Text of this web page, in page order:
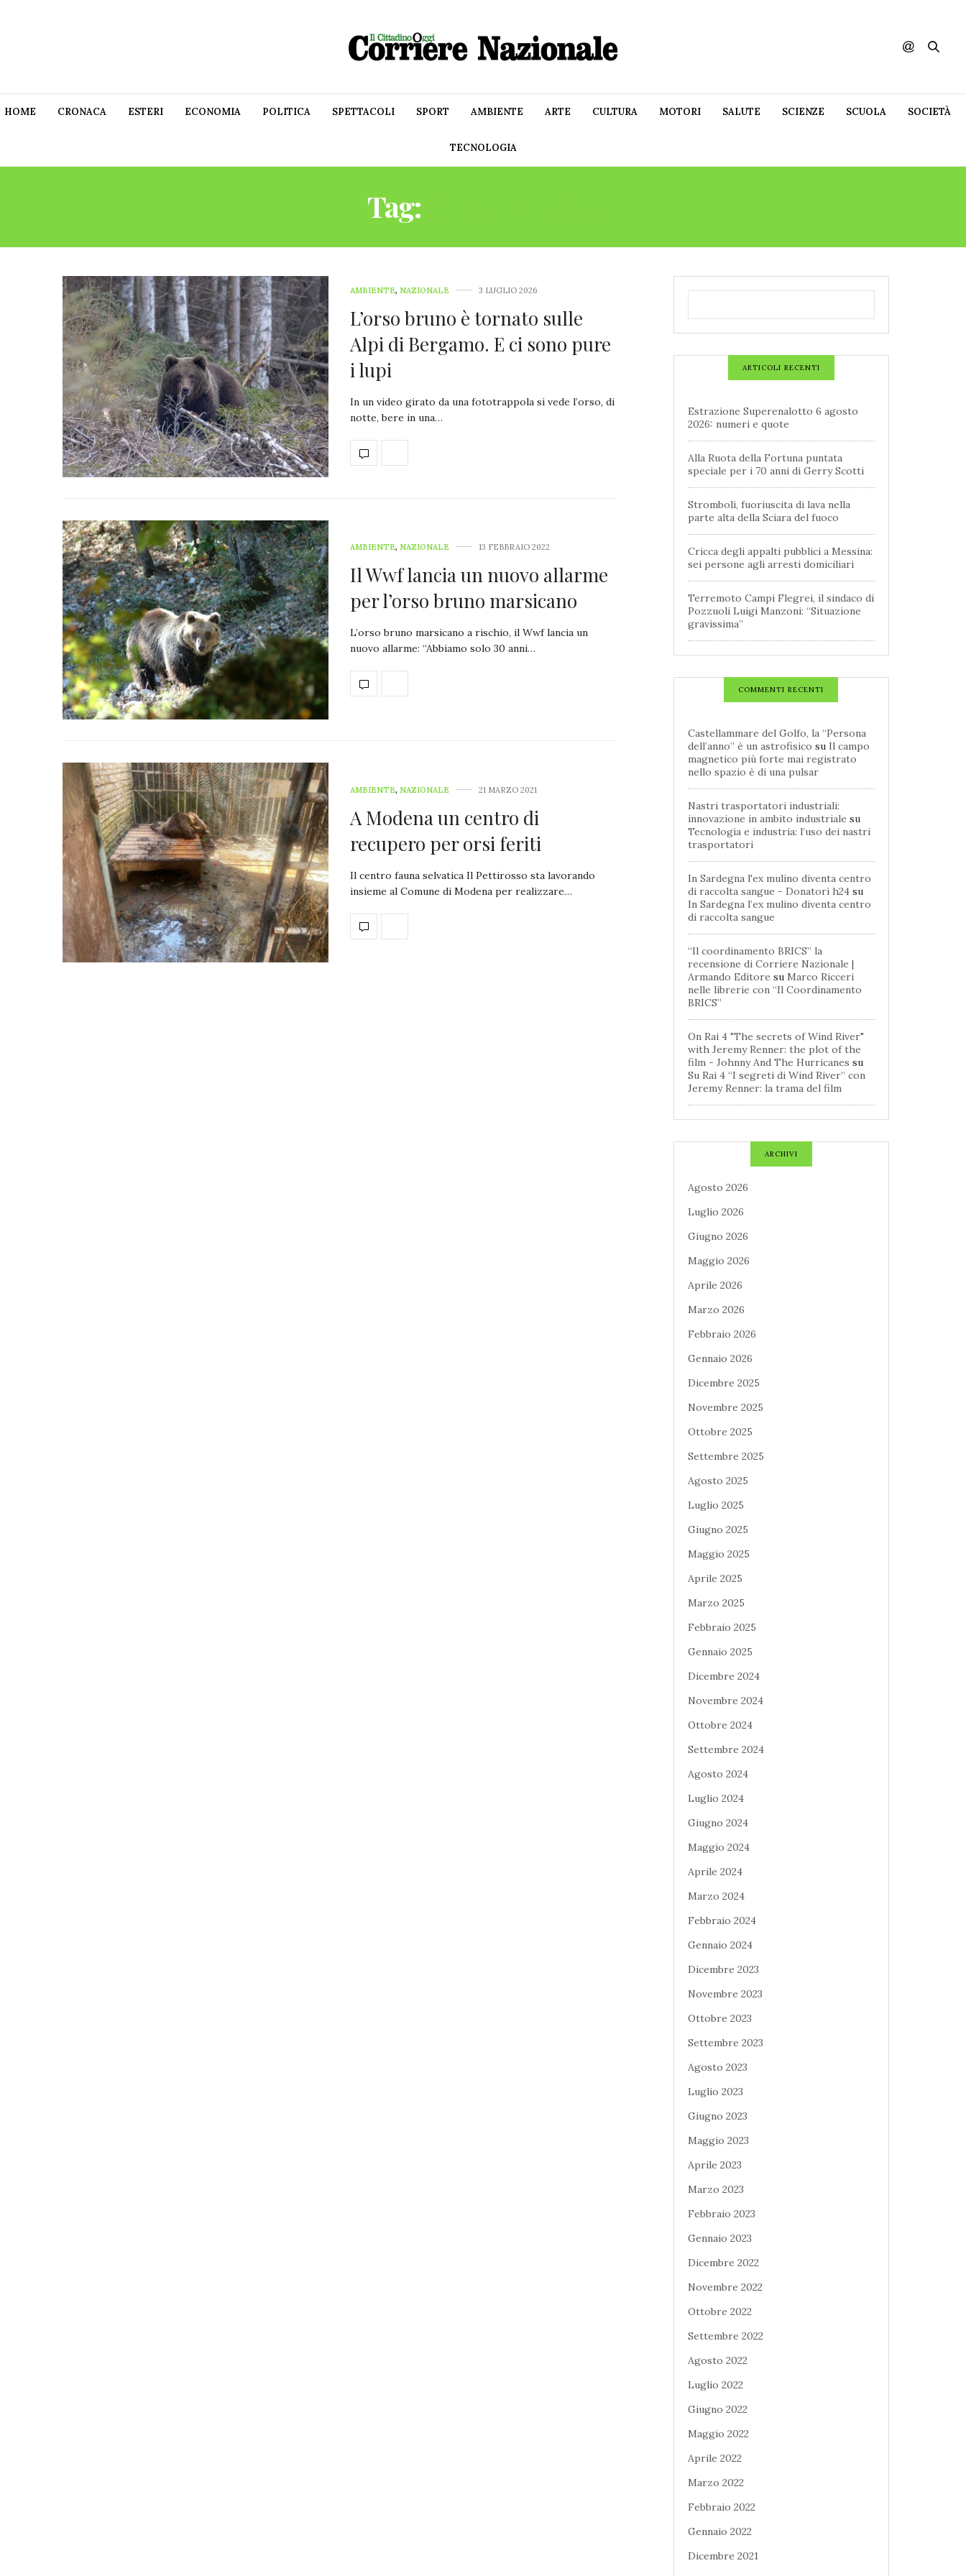
HOME CRONACA ESTERI ECONOMIA POLITICA SPETTACOLI SPORT AMBIENTE ARTE CULTURA MOTORI SALUTE SCIENZE SCUOLA SOCIETÀ
TECNOLOGIA
Tag:
AMBIENTE, NAZIONALE 3 LUGLIO 2026
L’orso bruno è tornato sulle
Alpi di Bergamo. E ci sono pure
i lupi
In un video girato da una fototrappola si vede l’orso, di
notte, bere in una…
AMBIENTE, NAZIONALE 13 FEBBRAIO 2022
Il Wwf lancia un nuovo allarme
per l’orso bruno marsicano
L’orso bruno marsicano a rischio, il Wwf lancia un
nuovo allarme: “Abbiamo solo 30 anni…
AMBIENTE, NAZIONALE 21 MARZO 2021
A Modena un centro di
recupero per orsi feriti
Il centro fauna selvatica Il Pettirosso sta lavorando
insieme al Comune di Modena per realizzare…
ARTICOLI RECENTI
Estrazione Superenalotto 6 agosto
2026: numeri e quote
Alla Ruota della Fortuna puntata
speciale per i 70 anni di Gerry Scotti
Stromboli, fuoriuscita di lava nella
parte alta della Sciara del fuoco
Cricca degli appalti pubblici a Messina:
sei persone agli arresti domiciliari
Terremoto Campi Flegrei, il sindaco di
Pozzuoli Luigi Manzoni: “Situazione
gravissima”
COMMENTI RECENTI
Castellammare del Golfo, la “Persona
dell’anno” è un astrofisico su Il campo
magnetico più forte mai registrato
nello spazio è di una pulsar
Nastri trasportatori industriali:
innovazione in ambito industriale su
Tecnologia e industria: l’uso dei nastri
trasportatori
In Sardegna l'ex mulino diventa centro
di raccolta sangue - Donatori h24 su
In Sardegna l’ex mulino diventa centro
di raccolta sangue
“Il coordinamento BRICS” la
recensione di Corriere Nazionale |
Armando Editore su Marco Ricceri
nelle librerie con “Il Coordinamento
BRICS”
On Rai 4 "The secrets of Wind River"
with Jeremy Renner: the plot of the
film - Johnny And The Hurricanes su
Su Rai 4 “I segreti di Wind River” con
Jeremy Renner: la trama del film
ARCHIVI
Agosto 2026
Luglio 2026
Giugno 2026
Maggio 2026
Aprile 2026
Marzo 2026
Febbraio 2026
Gennaio 2026
Dicembre 2025
Novembre 2025
Ottobre 2025
Settembre 2025
Agosto 2025
Luglio 2025
Giugno 2025
Maggio 2025
Aprile 2025
Marzo 2025
Febbraio 2025
Gennaio 2025
Dicembre 2024
Novembre 2024
Ottobre 2024
Settembre 2024
Agosto 2024
Luglio 2024
Giugno 2024
Maggio 2024
Aprile 2024
Marzo 2024
Febbraio 2024
Gennaio 2024
Dicembre 2023
Novembre 2023
Ottobre 2023
Settembre 2023
Agosto 2023
Luglio 2023
Giugno 2023
Maggio 2023
Aprile 2023
Marzo 2023
Febbraio 2023
Gennaio 2023
Dicembre 2022
Novembre 2022
Ottobre 2022
Settembre 2022
Agosto 2022
Luglio 2022
Giugno 2022
Maggio 2022
Aprile 2022
Marzo 2022
Febbraio 2022
Gennaio 2022
Dicembre 2021